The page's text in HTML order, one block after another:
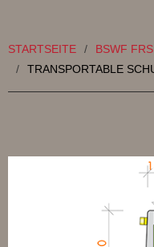
JOB
STARTSEITE /
BSWF FRS
/
TRANSPORTABLE